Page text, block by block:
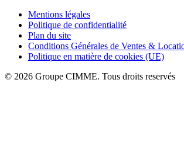
Mentions légales
Politique de confidentialité
Plan du site
Conditions Générales de Ventes &
Politique en matière de cookies (UE)
© 2026 Groupe CIMME. Tous droits reservés